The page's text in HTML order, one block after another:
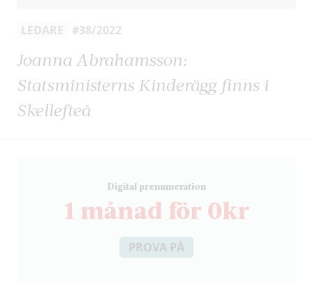
LEDARE #38/2022
Joanna Abrahamsson:
Statsministerns Kinderägg finns i
Skellefteå
Digital prenumeration
1 månad för 0kr
PROVA PÅ